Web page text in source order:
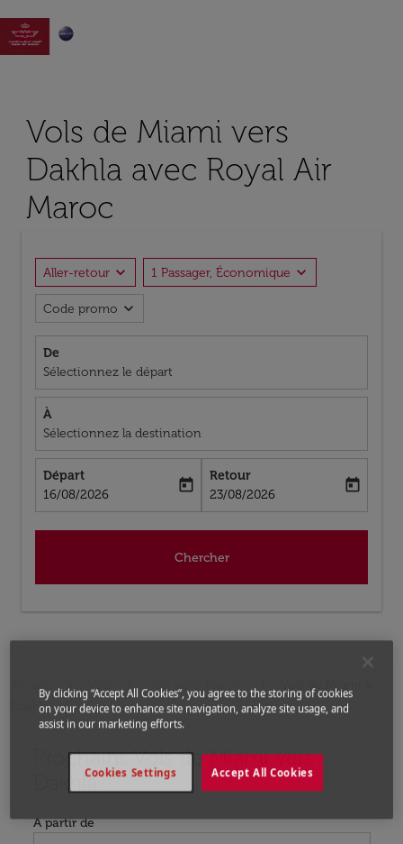

Vols de Miami vers
Dakhla avec Royal Air
Maroc
Aller-retour expand_more 1 Passager, Économique expand_more
Code promo expand_more
De
Sélectionnez le départ
À
Sélectionnez la destination
Départ
fc-booking-departure-date-aria-label
16/08/2026
today
Retour
fc-booking-return-date-aria-label
23/08/2026
today
Chercher
Vols pour Maroc
Vols de Miami a
Dakhla
Prochains Vols de Miami vers
Dakhla
À partir de
Aucun tarif trouvé pour les options populaires
By clicking “Accept All Cookies”, you agree to the storing of cookies
on your device to enhance site navigation, analyze site usage, and
assist in our marketing efforts.
Accept All Cookies
Cookies Settings